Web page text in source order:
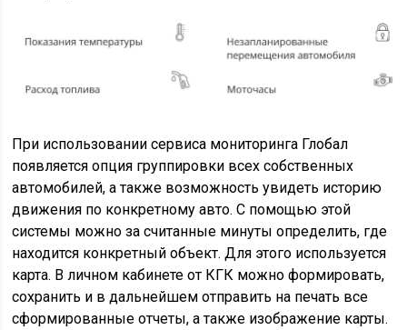
При использовании сервиса мониторинга Глобал
появляется опция группировки всех собственных
автомобилей, а также возможность увидеть историю
движения по конкретному авто. С помощью этой
системы можно за считанные минуты определить, где
находится конкретный объект. Для этого используется
карта. В личном кабинете от КГК можно формировать,
сохранить и в дальнейшем отправить на печать все
сформированные отчеты, а также изображение карты.